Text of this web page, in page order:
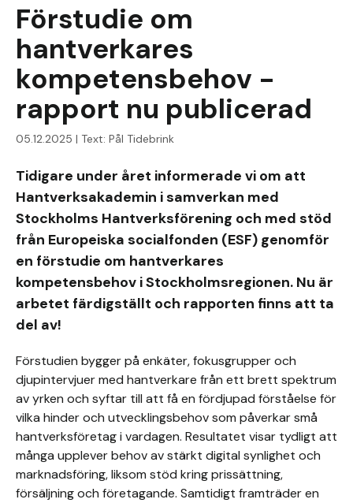
Förstudie om
hantverkares
kompetensbehov -
rapport nu publicerad
05.12.2025 | Text: Pål Tidebrink
Tidigare under året informerade vi om att
Hantverksakademin i samverkan med
Stockholms Hantverksförening och med stöd
från Europeiska socialfonden (ESF) genomför
en förstudie om hantverkares
kompetensbehov i Stockholmsregionen. Nu är
arbetet färdigställt och rapporten finns att ta
del av!
Förstudien bygger på enkäter, fokusgrupper och
djupintervjuer med hantverkare från ett brett spektrum
av yrken och syftar till att få en fördjupad förståelse för
vilka hinder och utvecklingsbehov som påverkar små
hantverksföretag i vardagen. Resultatet visar tydligt att
många upplever behov av stärkt digital synlighet och
marknadsföring, liksom stöd kring prissättning,
försäljning och företagande. Samtidigt framträder en